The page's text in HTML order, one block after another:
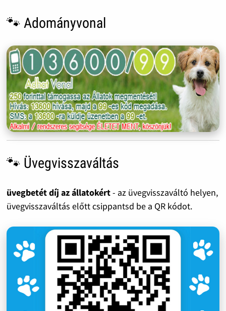
🐾 Adományvonal
🐾 Üvegvisszaváltás
üvegbetét díj az állatokért- az üvegvisszaváltó helyen,
üvegvisszaváltás előtt csippantsd be a QR kódot.